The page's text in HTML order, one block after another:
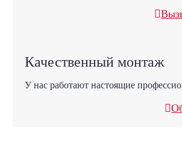
Качественный монтаж
У нас работают настоящие